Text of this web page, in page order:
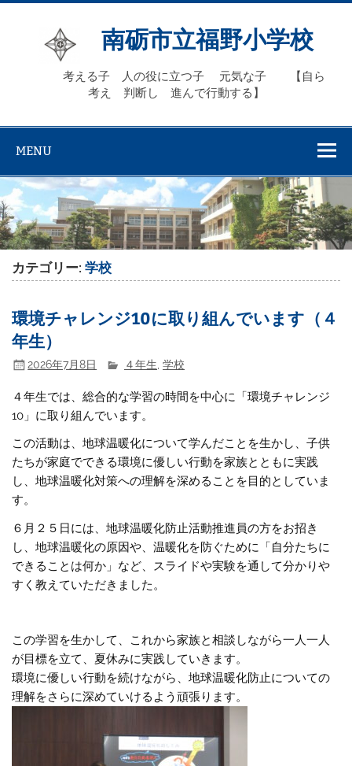
Skip
南砺市立福野小学校
考える子 人の役に立つ子 元気な子 【自ら
考え 判断し 進んで行動する】
MENU
カテゴリー:学校
環境チャレンジ10に取り組んでいます（４
年生）
2026年7月8日 ４年生 ,学校
４年生では、総合的な学習の時間を中心に「環境チャレンジ
10」に取り組んでいます。
この活動は、地球温暖化について学んだことを生かし、子供
たちが家庭でできる環境に優しい行動を家族とともに実践
し、地球温暖化対策への理解を深めることを目的としていま
す。
６月２５日には、地球温暖化防止活動推進員の方をお招き
し、地球温暖化の原因や、温暖化を防ぐために「自分たちに
できることは何か」など、スライドや実験を通して分かりや
すく教えていただきました。
この学習を生かして、これから家族と相談しながら一人一人
が目標を立て、夏休みに実践していきます。
環境に優しい行動を続けながら、地球温暖化防止についての
理解をさらに深めていけるよう頑張ります。